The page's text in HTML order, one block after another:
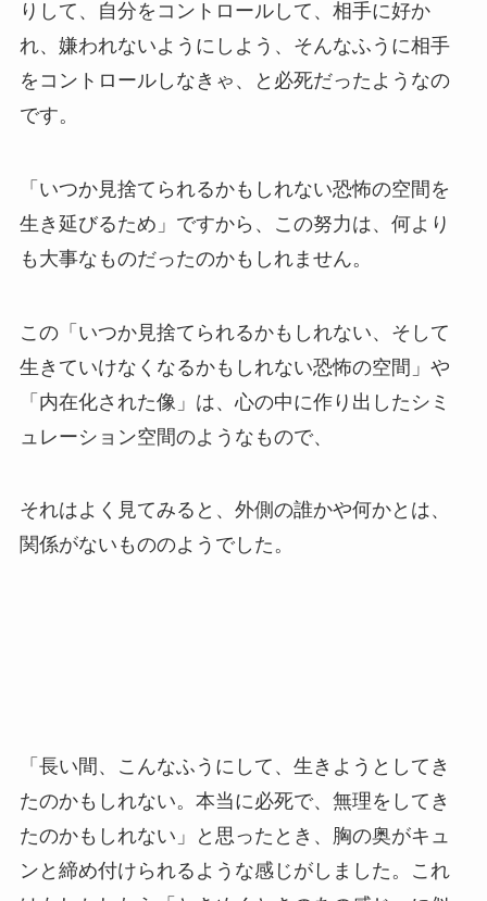
りして、自分をコントロールして、相手に好か
れ、嫌われないようにしよう、そんなふうに相手
をコントロールしなきゃ、と必死だったようなの
です。
「いつか見捨てられるかもしれない恐怖の空間を
生き延びるため」ですから、この努力は、何より
も大事なものだったのかもしれません。
この「いつか見捨てられるかもしれない、そして
生きていけなくなるかもしれない恐怖の空間」や
「内在化された像」は、心の中に作り出したシミ
ュレーション空間のようなもので、
それはよく見てみると、外側の誰かや何かとは、
関係がないもののようでした。
「長い間、こんなふうにして、生きようとしてき
たのかもしれない。本当に必死で、無理をしてき
たのかもしれない」と思ったとき、胸の奥がキュ
ンと締め付けられるような感じがしました。これ